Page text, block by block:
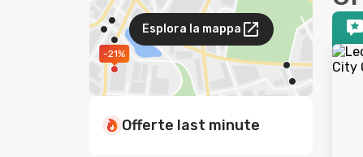
-21%
Esplora la mappa
Offerte last minute